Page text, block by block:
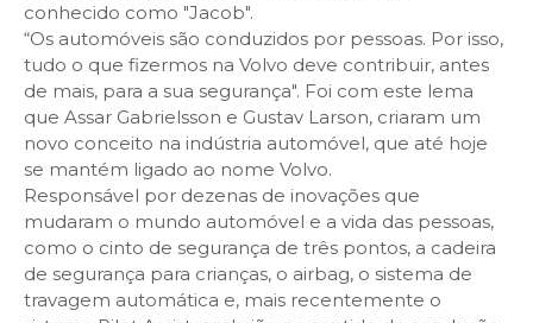
conhecido como "Jacob".
“Os automóveis são conduzidos por pessoas. Por isso,
tudo o que fizermos na Volvo deve contribuir, antes
de mais, para a sua segurança". Foi com este lema
que Assar Gabrielsson e Gustav Larson, criaram um
novo conceito na indústria automóvel, que até hoje
se mantém ligado ao nome Volvo.
Responsável por dezenas de inovações que
mudaram o mundo automóvel e a vida das pessoas,
como o cinto de segurança de três pontos, a cadeira
de segurança para crianças, o airbag, o sistema de
travagem automática e, mais recentemente o